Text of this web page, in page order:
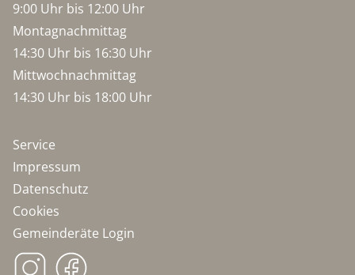
9:00 Uhr bis 12:00 Uhr
Montagnachmittag
14:30 Uhr bis 16:30 Uhr
Mittwochnachmittag
14:30 Uhr bis 18:00 Uhr
Service
Impressum
Datenschutz
Cookies
Gemeinderäte Login